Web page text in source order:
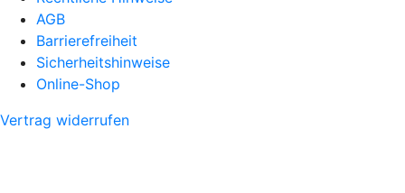
AGB
Barrierefreiheit
Sicherheitshinweise
Online-Shop
Vertrag widerrufen